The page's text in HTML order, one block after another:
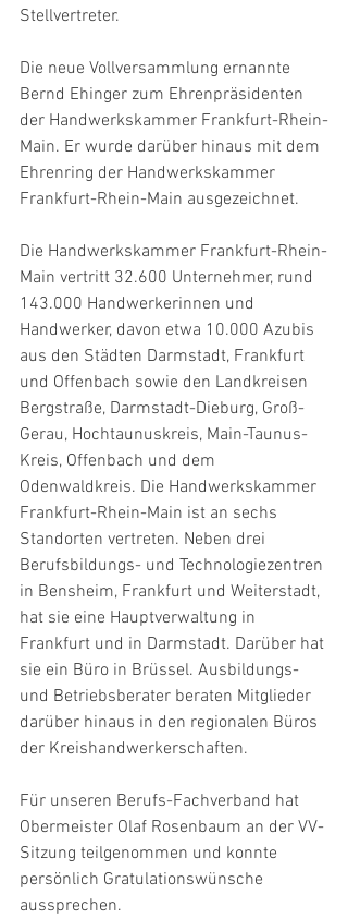
Stellvertreter.
Die neue Vollversammlung ernannte
Bernd Ehinger zum Ehrenpräsidenten
der Handwerkskammer Frankfurt-Rhein-
Main. Er wurde darüber hinaus mit dem
Ehrenring der Handwerkskammer
Frankfurt-Rhein-Main ausgezeichnet.
Die Handwerkskammer Frankfurt-Rhein-
Main vertritt 32.600 Unternehmer, rund
143.000 Handwerkerinnen und
Handwerker, davon etwa 10.000 Azubis
aus den Städten Darmstadt, Frankfurt
und Offenbach sowie den Landkreisen
Bergstraße, Darmstadt-Dieburg, Groß-
Gerau, Hochtaunuskreis, Main-Taunus-
Kreis, Offenbach und dem
Odenwaldkreis. Die Handwerkskammer
Frankfurt-Rhein-Main ist an sechs
Standorten vertreten. Neben drei
Berufsbildungs- und Technologiezentren
in Bensheim, Frankfurt und Weiterstadt,
hat sie eine Hauptverwaltung in
Frankfurt und in Darmstadt. Darüber hat
sie ein Büro in Brüssel. Ausbildungs-
und Betriebsberater beraten Mitglieder
darüber hinaus in den regionalen Büros
der Kreishandwerkerschaften.
Für unseren Berufs-Fachverband hat
Obermeister Olaf Rosenbaum an der VV-
Sitzung teilgenommen und konnte
persönlich Gratulationswünsche
aussprechen.